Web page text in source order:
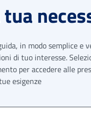
in modo semplice e
di tuo interesse.
per accedere alle
esigenze